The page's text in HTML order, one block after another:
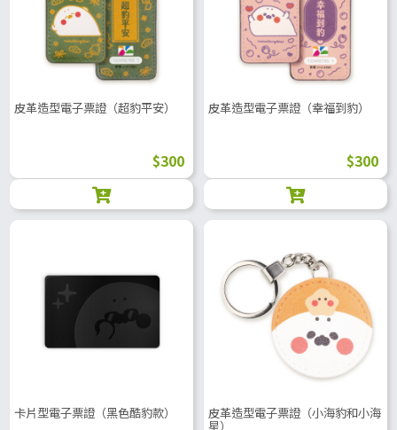
皮革造型電子票證（超豹平安）
$300
皮革造型電子票證（幸福到豹）
$300
卡片型電子票證（黑色酷豹款） 皮革造型電子票證（小海豹和小海
星）